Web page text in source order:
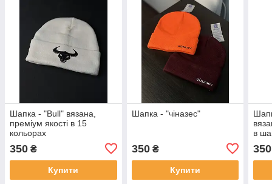
Шапка - "Bull" вязана,
преміум якості в 15
кольорах
350 ₴
Купити
Шапка - "чіназес"
350₴
Купити
в
350